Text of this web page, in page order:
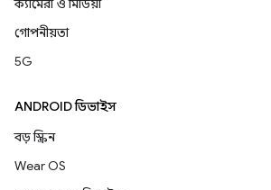
ক্যামেরা ও মিডিয়া
গোপনীয়তা
5G
ANDROID ডিভাইস
বড় স্ক্রিন
Wear OS